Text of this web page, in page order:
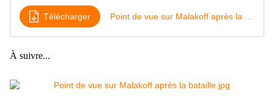
Télécharger
À suivre...